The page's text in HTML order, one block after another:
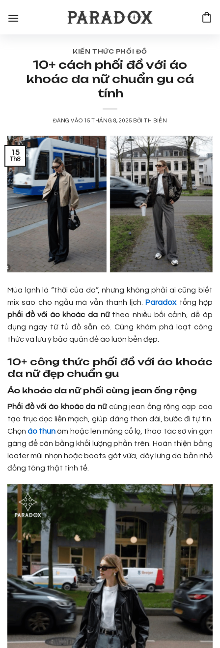
qua
KIẾN THỨC PHỐI ĐỒ
10+ cách phối đồ với áo
khoác da nữ chuẩn gu cá
tính
ĐĂNG VÀO 15 THÁNG 8, 2025 BỞITH BIỂN
15
Th8
Mùa lạnh là “thời của da”, nhưng không phải ai cũng biết
mix sao cho ngầu mà vẫn thanh lịch. Paradoxtổng hợp
phối đồ với áo khoác da nữtheo nhiều bối cảnh, dễ áp
dụng ngay từ tủ đồ sẵn có. Cùng khám phá loạt công
thức và lưu ý bảo quản để áo luôn bền đẹp.
10+ công thức phối đồ với áo khoác
da nữ đẹp chuẩn gu
Áo khoác da nữ phối cùng jean ống rộng
Phối đồ với áo khoác da nữcùng jean ống rộng cạp cao
tạo trục dọc liền mạch, giúp dáng thon dài, bước đi tự tin.
Chọn áo thunôm hoặc len mỏng cổ lọ, thao tác sơ vin gọn
gàng để cân bằng khối lượng phần trên. Hoàn thiện bằng
loafer mũi nhọn hoặc boots gót vừa, dây lưng da bản nhỏ
đồng tông thật tinh tế.